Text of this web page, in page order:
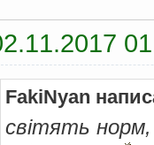
FakiNyan
світять